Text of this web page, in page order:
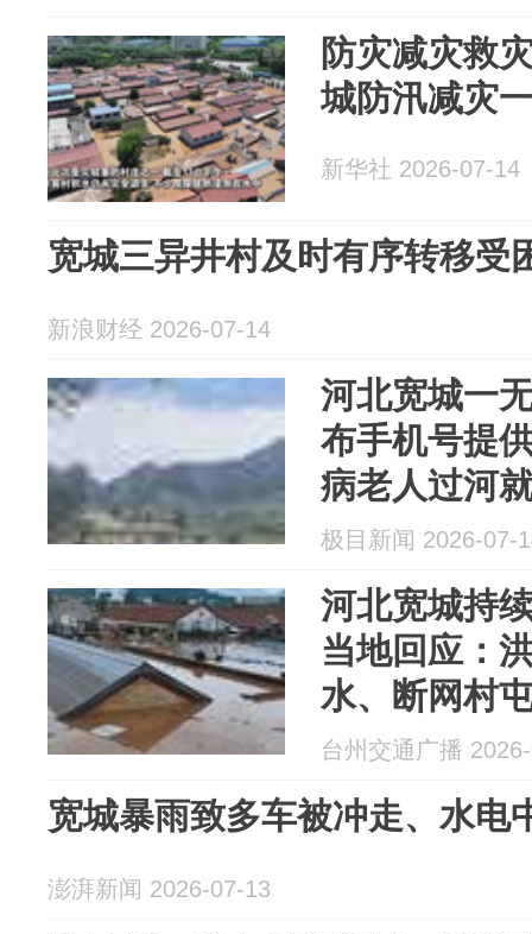
力抢通
防灾减灾救
城防汛减灾
新华社 2026-07-14
宽城三异井村及时有序转移受
新浪财经 2026-07-14
河北宽城一
布手机号提
病老人过河
送食物和水
极目新闻 2026-07-
河北宽城持
当地回应：
水、断网村
步抢修恢复
台州交通广播
宽城暴雨致多车被冲走、水电
澎湃新闻 2026-07-13